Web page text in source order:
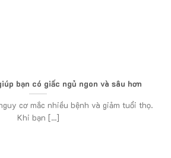
bạn có giấc ngủ ngon và sâu hơn
cơ mắc nhiều bệnh và giảm tuổi thọ.
Khi bạn [...]